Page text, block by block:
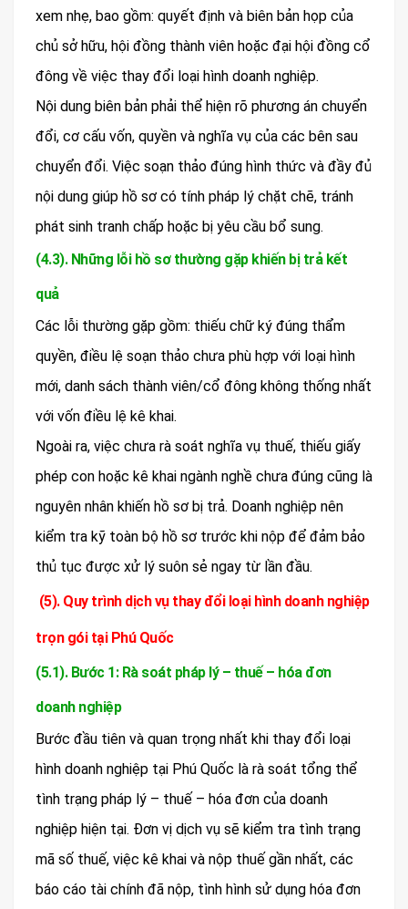
xem nhẹ, bao gồm: quyết định và biên bản họp của
chủ sở hữu, hội đồng thành viên hoặc đại hội đồng cổ
đông về việc thay đổi loại hình doanh nghiệp.
Nội dung biên bản phải thể hiện rõ phương án chuyển
đổi, cơ cấu vốn, quyền và nghĩa vụ của các bên sau
chuyển đổi. Việc soạn thảo đúng hình thức và đầy đủ
nội dung giúp hồ sơ có tính pháp lý chặt chẽ, tránh
phát sinh tranh chấp hoặc bị yêu cầu bổ sung.
(4.3). Những lỗi hồ sơ thường gặp khiến bị trả kết
quả
Các lỗi thường gặp gồm: thiếu chữ ký đúng thẩm
quyền, điều lệ soạn thảo chưa phù hợp với loại hình
mới, danh sách thành viên/cổ đông không thống nhất
với vốn điều lệ kê khai.
Ngoài ra, việc chưa rà soát nghĩa vụ thuế, thiếu giấy
phép con hoặc kê khai ngành nghề chưa đúng cũng là
nguyên nhân khiến hồ sơ bị trả. Doanh nghiệp nên
kiểm tra kỹ toàn bộ hồ sơ trước khi nộp để đảm bảo
thủ tục được xử lý suôn sẻ ngay từ lần đầu.
(5). Quy trình dịch vụ thay đổi loại hình doanh nghiệp
trọn gói tại Phú Quốc
(5.1). Bước 1: Rà soát pháp lý – thuế – hóa đơn
doanh nghiệp
Bước đầu tiên và quan trọng nhất khi thay đổi loại
hình doanh nghiệp tại Phú Quốc là rà soát tổng thể
tình trạng pháp lý – thuế – hóa đơn của doanh
nghiệp hiện tại. Đơn vị dịch vụ sẽ kiểm tra tình trạng
mã số thuế, việc kê khai và nộp thuế gần nhất, các
báo cáo tài chính đã nộp, tình hình sử dụng hóa đơn